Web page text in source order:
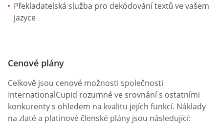
Překladatelská služba pro dekódování textů ve vašem
jazyce
Cenové plány
Celkově jsou cenové možnosti společnosti
InternationalCupid rozumné ve srovnání s ostatními
konkurenty s ohledem na kvalitu jejích funkcí. Náklady
na zlaté a platinové členské plány jsou následující: